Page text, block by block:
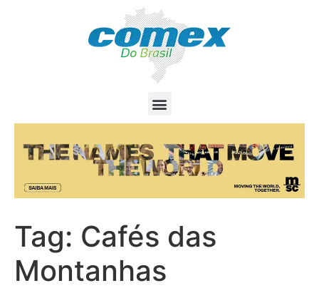
Tag: Cafés das
Montanhas